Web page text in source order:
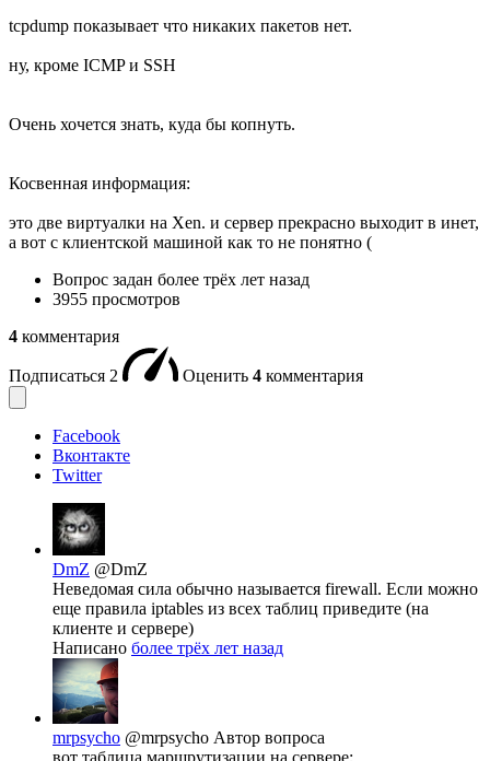
tcpdump показывает что никаких пакетов нет.
ну, кроме ICMP и SSH
Очень хочется знать, куда бы копнуть.
Косвенная информация:
это две виртуалки на Xen. и сервер прекрасно выходит в инет,
а вот с клиентской машиной как то не понятно (
Вопрос задан более трёх лет назад
3955 просмотров
4 комментария
Подписаться 2 Оценить 4 комментария
Facebook
Вконтакте
Twitter
DmZ @DmZ
Неведомая сила обычно называется firewall. Если можно
еще правила iptables из всех таблиц приведите (на
клиенте и сервере)
Написано более трёх лет назад
mrpsycho @mrpsycho Автор вопроса
вот таблица маршрутизации на сервере: